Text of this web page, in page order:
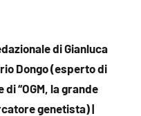
di Gianluca
Dongo (esperto di
“OGM, la grande
genetista)|